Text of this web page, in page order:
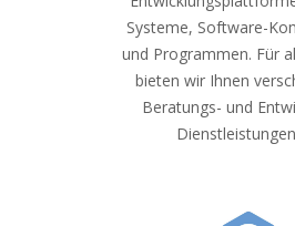
Systeme, Software-
und Programmen. Für
bieten wir Ihnen
Beratungs- und